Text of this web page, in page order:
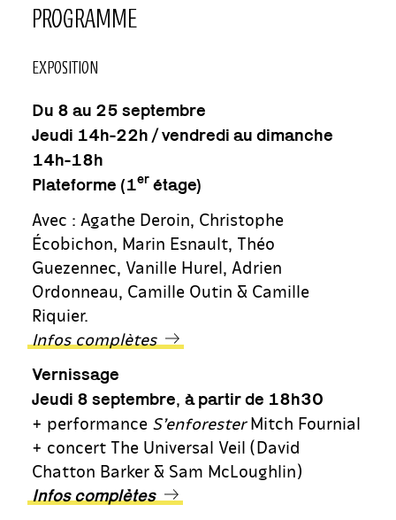
PROGRAMME
EXPOSITION
Du 8 au 25 septembre
Jeudi 14h-22h / vendredi au dimanche
14h-18h
Plateforme (1er étage)
Avec : Agathe Deroin, Christophe
Écobichon, Marin Esnault, Théo
Guezennec, Vanille Hurel, Adrien
Ordonneau, Camille Outin & Camille
Riquier.
Infos complètes
Vernissage
Jeudi 8 septembre à partir de 18h30
+ performance S’enforesterMitch Fournial
+ concert The Universal Veil (David
Chatton Barker & Sam McLoughlin)
Infos complètes